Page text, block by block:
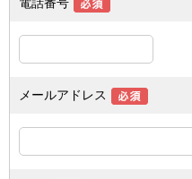
メールアドレス